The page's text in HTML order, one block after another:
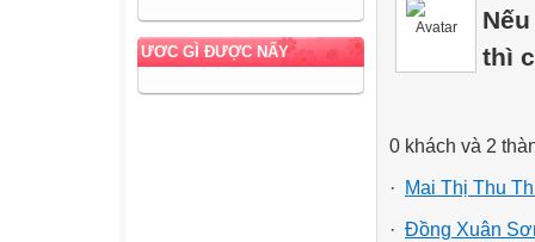
ƯƠC GÌ ĐƯỢC NẤY
thì
0 khách và 2
· Mai Thị Thu
· Đồng Xuân